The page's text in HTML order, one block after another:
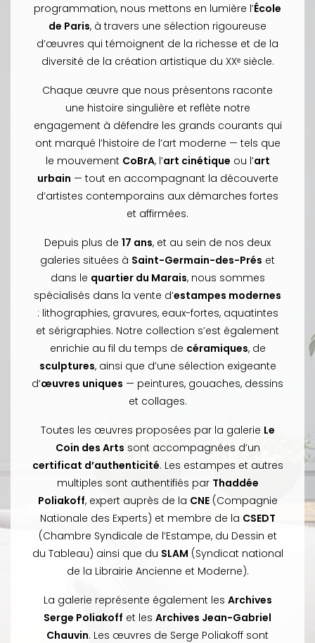
programmation, nous mettons en lumière l’École
de Paris, à travers une sélection rigoureuse
d’œuvres qui témoignent de la richesse et de la
diversité de la création artistique du XXᵉ siècle.
Chaque œuvre que nous présentons raconte
une histoire singulière et reflète notre
engagement à défendre les grands courants qui
ont marqué l’histoire de l’art moderne — tels que
le mouvement CoBrA, l’art cinétique ou l’art
urbain — tout en accompagnant la découverte
d’artistes contemporains aux démarches fortes
et affirmées.
Depuis plus de 17 ans, et au sein de nos deux
galeries situées à Saint-Germain-des-Prés et
dans le quartier du Marais, nous sommes
spécialisés dans la vente d’estampes modernes
: lithographies, gravures, eaux-fortes, aquatintes
et sérigraphies. Notre collection s’est également
enrichie au fil du temps de céramiques, de
sculptures, ainsi que d’une sélection exigeante
d’œuvres uniques — peintures, gouaches, dessins
et collages.
Toutes les œuvres proposées par la galerie Le
Coin des Arts sont accompagnées d’un
certificat d’authenticité. Les estampes et autres
multiples sont authentifiés par Thaddée
Poliakoff, expert auprès de la CNE(Compagnie
Nationale des Experts) et membre de la CSEDT
(Chambre Syndicale de l’Estampe, du Dessin et
du Tableau) ainsi que du SLAM (Syndicat national
de la Librairie Ancienne et Moderne).
La galerie représente également les Archives
Serge Poliakoff et les Archives Jean-Gabriel
Chauvin. Les œuvres de Serge Poliakoff sont